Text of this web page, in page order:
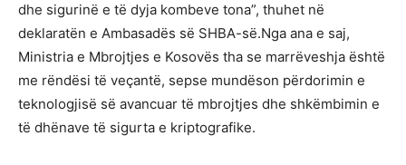
dhe sigurinë e të dyja kombeve tona”, thuhet në
deklaratën e Ambasadës së SHBA-së.Nga ana e saj,
Ministria e Mbrojtjes e Kosovës tha se marrëveshja është
me rëndësi të veçantë, sepse mundëson përdorimin e
teknologjisë së avancuar të mbrojtjes dhe shkëmbimin e
të dhënave të sigurta e kriptografike.